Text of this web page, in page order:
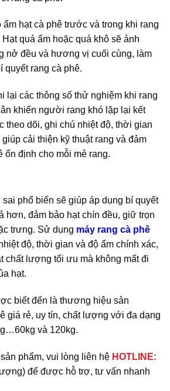
ẩm hạt cà phê trước và trong khi rang
quá ẩm hoặc quá khô sẽ ảnh
nở đều và hương vị cuối cùng, làm
quyết rang cà phê.
lại các thông số thử nghiệm khi rang
khiến người rang khó lặp lại kết
theo dõi, ghi chú nhiệt độ, thời gian
cải thiện kỹ thuật rang và đảm
ổn định cho mỗi mẻ rang.
phổ biến sẽ giúp áp dụng bí quyết
hơn, đảm bảo hạt chín đều, giữ trọn
trưng. Sử dụng máy rang cà phê
độ, thời gian và độ ẩm chính xác,
chất lượng tối ưu mà không mất đi
hạt.
biết đến là thương hiệu sản
giá rẻ, uy tín, chất lượng với đa dạng
và 120kg.
phẩm, vui lòng liên hệ HOTLINE:
để được hỗ trợ, tư vấn nhanh